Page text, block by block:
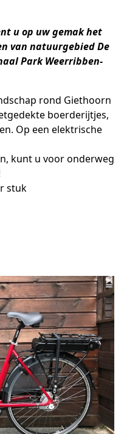
u op uw gemak het
van natuurgebied De
Park Weerribben-
rond Giethoorn
boerderijtjes,
Op een elektrische
kunt u voor onderweg
stuk